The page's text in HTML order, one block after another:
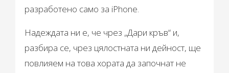
разработено само за iPhone.
Надеждата ни е, че чрез „Дари кръв“ и,
разбира се, чрез цялостната ни дейност, ще
повлияем на това хората да започнат не